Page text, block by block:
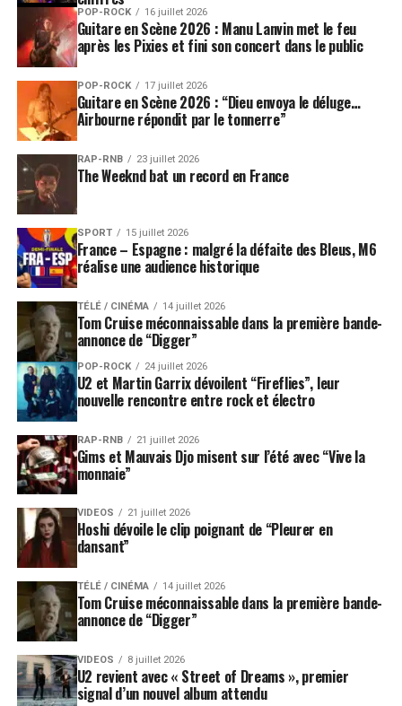
POP-ROCK 16 juillet 2026
Guitare en Scène 2026 : Manu Lanvin met le feu
après les Pixies et fini son concert dans le public
POP-ROCK 17 juillet 2026
Guitare en Scène 2026 : “Dieu envoya le déluge…
Airbourne répondit par le tonnerre”
RAP-RNB 23 juillet 2026
The Weeknd bat un record en France
SPORT 15 juillet 2026
France – Espagne : malgré la défaite des Bleus, M6
réalise une audience historique
TÉLÉ / CINÉMA 14 juillet 2026
Tom Cruise méconnaissable dans la première bande-
annonce de “Digger”
POP-ROCK 24 juillet 2026
U2 et Martin Garrix dévoilent “Fireflies”, leur
nouvelle rencontre entre rock et électro
RAP-RNB 21 juillet 2026
Gims et Mauvais Djo misent sur l’été avec “Vive la
monnaie”
VIDEOS 21 juillet 2026
Hoshi dévoile le clip poignant de “Pleurer en
dansant”
TÉLÉ / CINÉMA 14 juillet 2026
Tom Cruise méconnaissable dans la première bande-
annonce de “Digger”
VIDEOS 8 juillet 2026
U2 revient avec « Street of Dreams », premier
signal d’un nouvel album attendu